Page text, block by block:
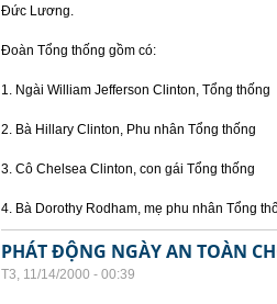
Đức Lương.
Đoàn Tổng thống gồm có:
1. Ngài William Jefferson Clinton, Tổng thống
2. Bà Hillary Clinton, Phu nhân Tổng thống
3. Cô Chelsea Clinton, con gái Tổng thống
4. Bà Dorothy Rodham, mẹ phu nhân Tổng
PHÁT ĐỘNG NGÀY AN TOÀN
T3, 11/14/2000 - 00:39